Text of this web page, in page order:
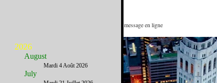
Operation Pere Noel : Voir ce message en ligne
2026
August
Mardi 4 Août 2026
July